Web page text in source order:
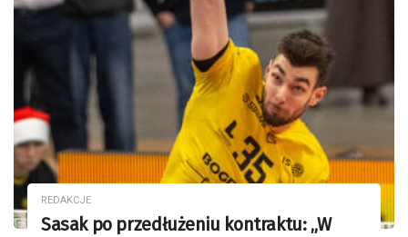
REDAKCJE
Sasak po przedłużeniu kontraktu: „W